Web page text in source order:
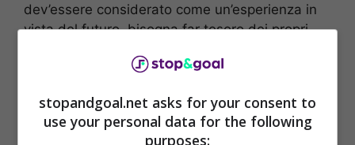
dev’essere considerato come un’esperienza in
vista del futuro, bisogna far tesoro dei propri
stopandgoal.net asks for your consent to
use your personal data for the following
purposes: